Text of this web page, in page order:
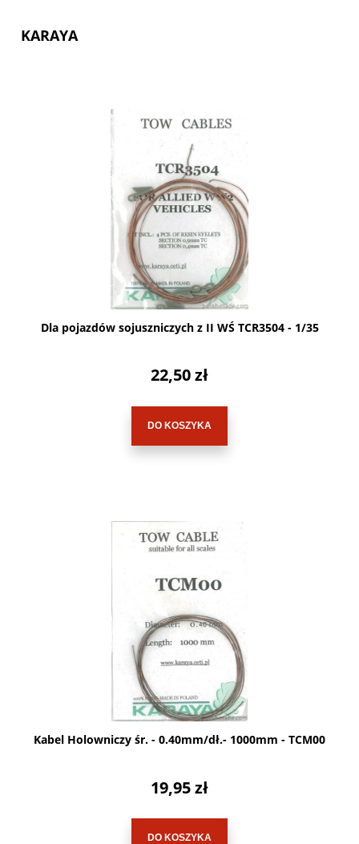
KARAYA
Dla pojazdów sojuszniczych z II WŚ TCR3504 - 1/35
22,50 zł
DO KOSZYKA
Kabel Holowniczy śr. - 0.40mm/dł.- 1000mm - TCM00
19,95 zł
DO KOSZYKA